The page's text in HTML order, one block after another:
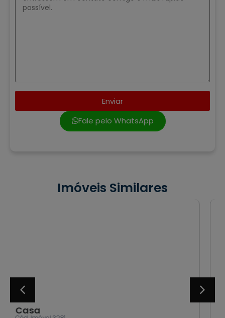
Enviar
Fale pelo WhatsApp
Imóveis Similares